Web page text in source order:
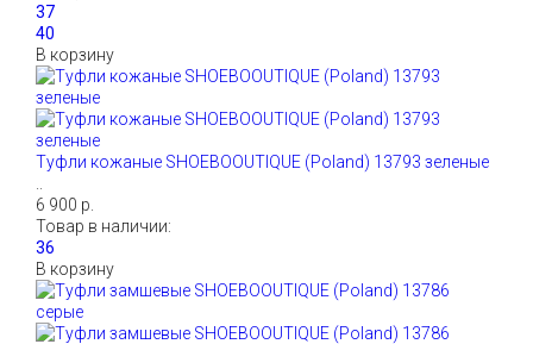
В корзину
Туфли кожаные SHOEBOOUTIQUE (Poland) 13793 зеленые
6 900 р.
Товар в наличии:
В корзину